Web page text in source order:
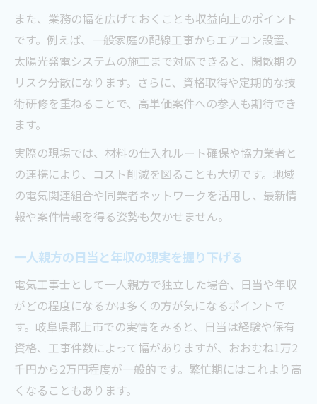
また、業務の幅を広げておくことも収益向上のポイント
です。例えば、一般家庭の配線工事からエアコン設置、
太陽光発電システムの施工まで対応できると、閑散期の
リスク分散になります。さらに、資格取得や定期的な技
術研修を重ねることで、高単価案件への参入も期待でき
ます。
実際の現場では、材料の仕入れルート確保や協力業者と
の連携により、コスト削減を図ることも大切です。地域
の電気関連組合や同業者ネットワークを活用し、最新情
報や案件情報を得る姿勢も欠かせません。
一人親方の日当と年収の現実を掘り下げる
電気工事士として一人親方で独立した場合、日当や年収
がどの程度になるかは多くの方が気になるポイントで
す。岐阜県郡上市での実情をみると、日当は経験や保有
資格、工事件数によって幅がありますが、おおむね1万2
千円から2万円程度が一般的です。繁忙期にはこれより高
くなることもあります。